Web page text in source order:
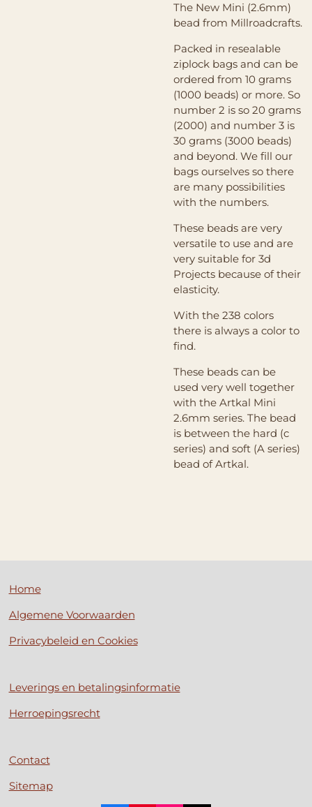
The New Mini (2.6mm)
bead from Millroadcrafts.
Packed in resealable
ziplock bags and can be
ordered from 10 grams
(1000 beads) or more. So
number 2 is so 20 grams
(2000) and number 3 is
30 grams (3000 beads)
and beyond. We fill our
bags ourselves so there
are many possibilities
with the numbers.
These beads are very
versatile to use and are
very suitable for 3d
Projects because of their
elasticity.
With the 238 colors
there is always a color to
find.
These beads can be
used very well together
with the Artkal Mini
2.6mm series. The bead
is between the hard (c
series) and soft (A series)
bead of Artkal.
Home
Algemene Voorwaarden
Privacybeleid en Cookies
Leverings en betalingsinformatie
Herroepingsrecht
Contact
Sitemap